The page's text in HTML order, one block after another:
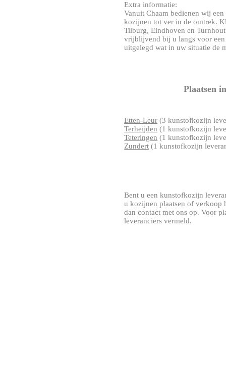
Extra informatie:
Vanuit Chaam bedienen wij
kozijnen tot ver in de omtrek.
Tilburg, Eindhoven en
vrijblijvend bij u langs voor
uitgelegd wat in uw situatie de
Plaatsen
Etten-Leur (3 kunstofkozijn
Terheijden (1 kunstofkozijn
Teteringen (1 kunstofkozijn
Zundert (1 kunstofkozijn
Bent u een kunstofkozijn
u kozijnen plaatsen of verkoop
dan contact met ons op. Voor
leveranciers vermeld.